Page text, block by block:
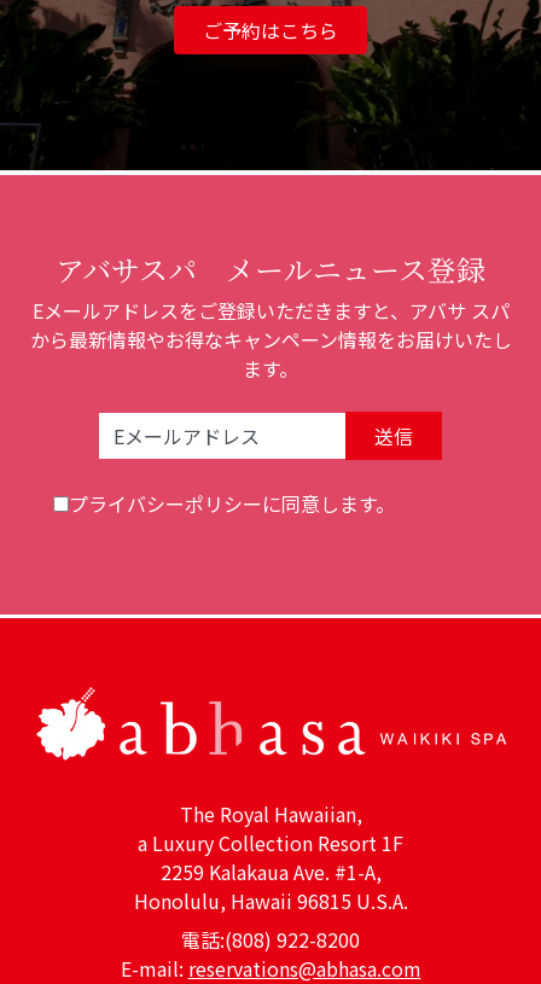
ご予約はこちら
アバサスパ メールニュース登録
Eメールアドレスをご登録いただきますと、アバサ スパ
から最新情報やお得なキャンペーン情報をお届けいたし
ます。
Email Address:
プライバシーポリシーに同意します。
The Royal Hawaiian,
a Luxury Collection Resort 1F
2259 Kalakaua Ave. #1-A,
Honolulu, Hawaii 96815 U.S.A.
電話:(808) 922-8200
E-mail: reservations@abhasa.com